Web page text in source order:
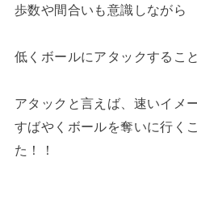
歩数や間合いも意識しながら
低くボールにアタックするこ
アタックと言えば、速いイメ
すばやくボールを奪いに行く
た！！